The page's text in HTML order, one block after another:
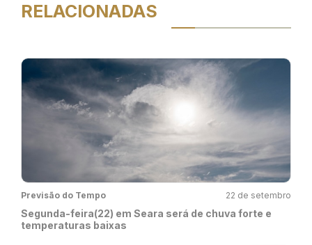
RELACIONADAS
Previsão do Tempo 22 de setembro
Segunda-feira(22) em Seara será de chuva forte e
temperaturas baixas